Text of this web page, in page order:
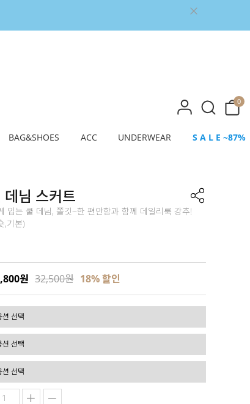
0
BAG&SHOES ACC UNDERWEAR S A L E ~87%
님 스커트
입는 쿨 데님, 쫄깃~한 편안함과 함께 데일리룩 강추!
,기본)
원 32,500원 18% 할인